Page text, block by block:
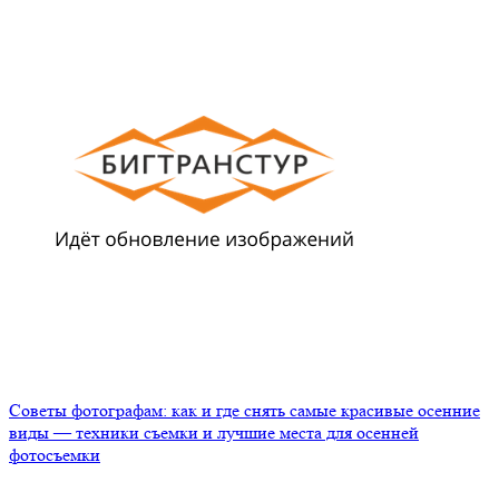
Советы фотографам: как и где снять самые красивые осенние
виды — техники съемки и лучшие места для осенней
фотосъемки